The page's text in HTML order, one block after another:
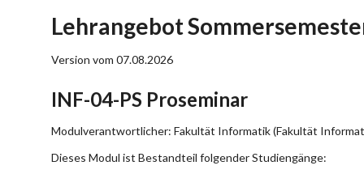
Lehrangebot
Version vom 07.08.2026
INF-04-PS Proseminar
Modulverantwortlicher: Fakultät Informatik (Fakultät
Dieses Modul ist Bestandteil folgender Studiengänge: